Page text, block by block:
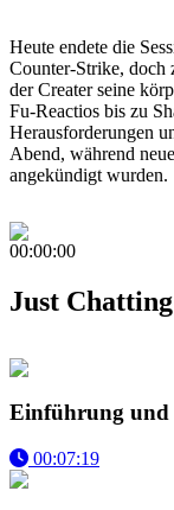
Heute endete die
Counter-Strike, doch
der Creater seine
Fu-Reactios bis zu
Herausforderungen
Abend, während
angekündigt wurden.
00:00:00
Just Chatting
Einführung und
00:07:19